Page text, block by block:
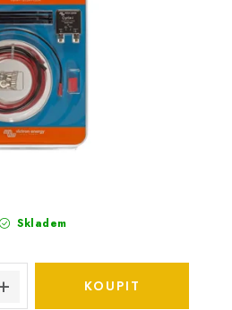
Skladem